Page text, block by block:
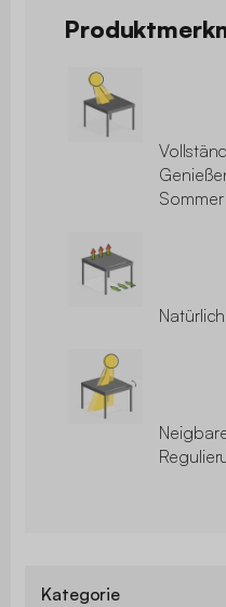
Sommer
Kategorie